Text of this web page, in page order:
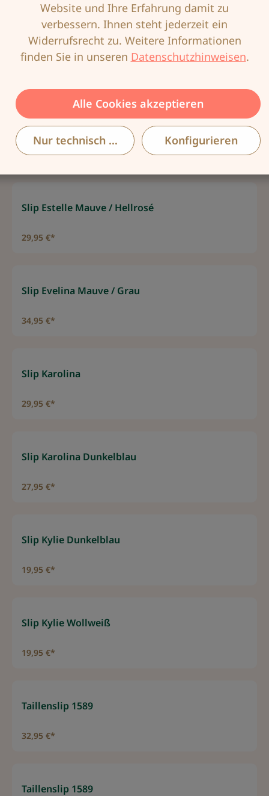
Slip Carrie Schwarz
Slip Carrie Wollweiß/Hellbeige
24,95 €*
Slip Estelle Mauve / Hellrosé
29,95 €*
Slip Evelina Mauve / Grau
34,95 €*
Slip Karolina
29,95 €*
Slip Karolina Dunkelblau
27,95 €*
Slip Kylie Dunkelblau
19,95 €*
Slip Kylie Wollweiß
19,95 €*
Taillenslip 1589
32,95 €*
Taillenslip 1589
Website und Ihre Erfahrung damit zu
verbessern. Ihnen steht jederzeit ein
Widerrufsrecht zu. Weitere Informationen
finden Sie in unseren Datenschutzhinweisen.
Alle Cookies akzeptieren
Nur technisch notwendigeKonfigurieren